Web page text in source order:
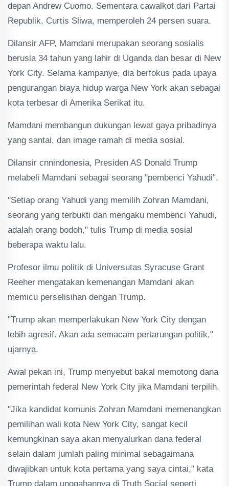
depan Andrew Cuomo. Sementara cawalkot dari Partai
Republik, Curtis Sliwa, memperoleh 24 persen suara.
Dilansir AFP, Mamdani merupakan seorang sosialis
berusia 34 tahun yang lahir di Uganda dan besar di New
York City. Selama kampanye, dia berfokus pada upaya
pengurangan biaya hidup warga New York akan sebagai
kota terbesar di Amerika Serikat itu.
Mamdani membangun dukungan lewat gaya pribadinya
yang santai, dan image ramah di media sosial.
Dilansir cnnindonesia, Presiden AS Donald Trump
melabeli Mamdani sebagai seorang "pembenci Yahudi".
"Setiap orang Yahudi yang memilih Zohran Mamdani,
seorang yang terbukti dan mengaku membenci Yahudi,
adalah orang bodoh," tulis Trump di media sosial
beberapa waktu lalu.
Profesor ilmu politik di Universutas Syracuse Grant
Reeher mengatakan kemenangan Mamdani akan
memicu perselisihan dengan Trump.
"Trump akan memperlakukan New York City dengan
lebih agresif. Akan ada semacam pertarungan politik,"
ujarnya.
Awal pekan ini, Trump menyebut bakal memotong dana
pemerintah federal New York City jika Mamdani terpilih.
"Jika kandidat komunis Zohran Mamdani memenangkan
pemilihan wali kota New York City, sangat kecil
kemungkinan saya akan menyalurkan dana federal
selain dalam jumlah paling minimal sebagaimana
diwajibkan untuk kota pertama yang saya cintai," kata
Trump dalam unggahannya di Truth Social seperti